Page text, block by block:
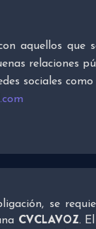
aquellos que
relaciones
sociales
se
CVCLAVOZ.